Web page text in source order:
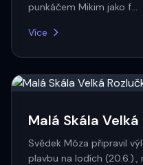
punkáčem Mikim jako f…
Více
Malá Skála Velká
Svědek Móza připravil
plavbu na lodích (20.6.).,